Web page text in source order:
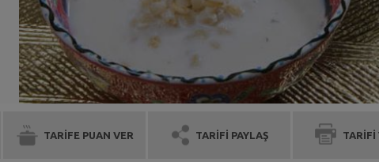
TARİFE PUAN VER TARİFİ PAYLAŞ TARİFİ